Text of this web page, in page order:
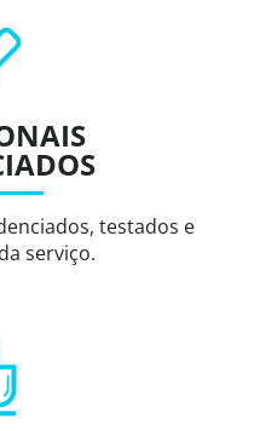
testados e
serviço.